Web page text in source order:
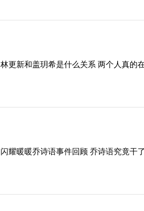
林更新和盖玥希是什么关系 两个人真的
闪耀暖暖乔诗语事件回顾 乔诗语究竟干